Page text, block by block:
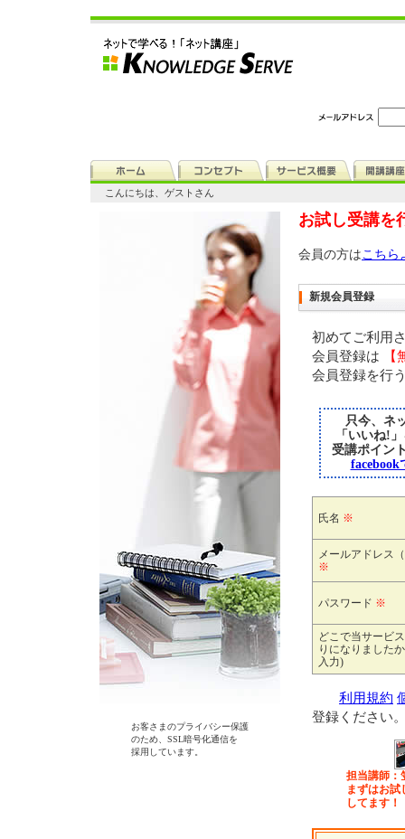
こんにちは、ゲストさん
お客さまのプライバシー保護
のため、SSL暗号化通信を
採用しています。
お試し受講を
会員の方はこちら
新規会員登録
初めてご利用
会員登録は 【
会員登録を行
只今、ネ
「いいね!
受講ポイン
facebook
氏名 ※
メールアドレス
※
パスワード ※
どこで当サービ
りになりました
入力)
利用規約
登録ください
担当講師
まずはお試
してます！